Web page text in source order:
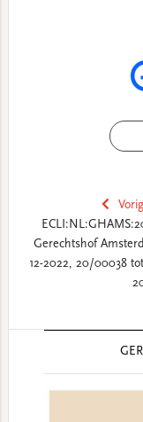
Gerechtshof
12-2022, 20/00038